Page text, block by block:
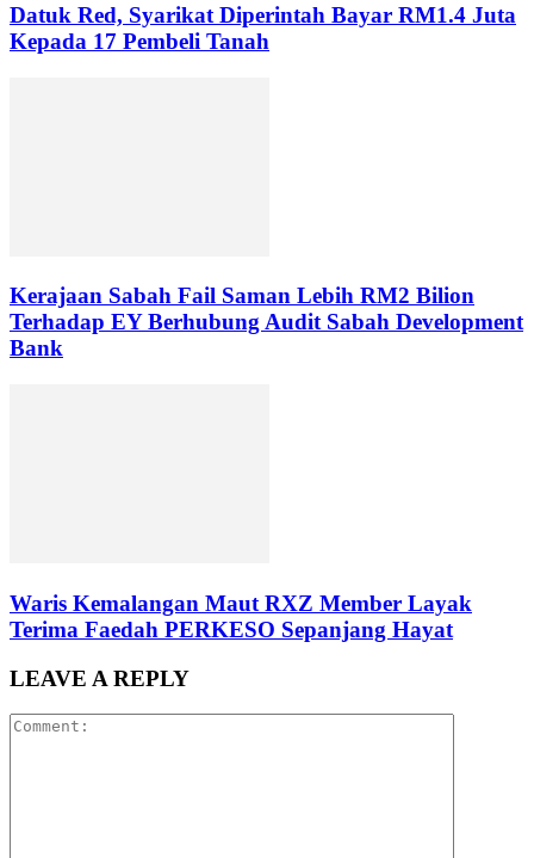
Datuk Red, Syarikat Diperintah Bayar RM1.4 Juta
Kepada 17 Pembeli Tanah
Kerajaan Sabah Fail Saman Lebih RM2 Bilion
Terhadap EY Berhubung Audit Sabah Development
Bank
Waris Kemalangan Maut RXZ Member Layak
Terima Faedah PERKESO Sepanjang Hayat
LEAVE A REPLY